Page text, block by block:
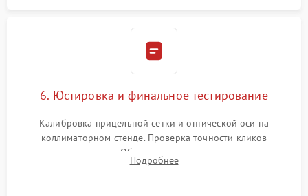
6. Юстировка и финальное тестирование
Калибровка прицельной сетки и оптической оси на
коллиматорном стенде. Проверка точности кликов
механизма поправок. Обязательное испытание прицела на
ударном стенде для проверки устойчивости к отдаче и
Подробнее